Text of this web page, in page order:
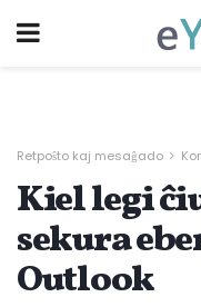
Retpoŝto kaj mesaĝado
Kiel legi
sekura
Outlook